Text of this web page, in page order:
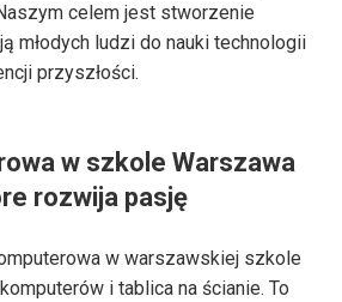
celem jest stworzenie
młodych ludzi do nauki technologii
przyszłości.
w szkole Warszawa
rozwija pasję
w warszawskiej szkole
i tablica na ścianie. To